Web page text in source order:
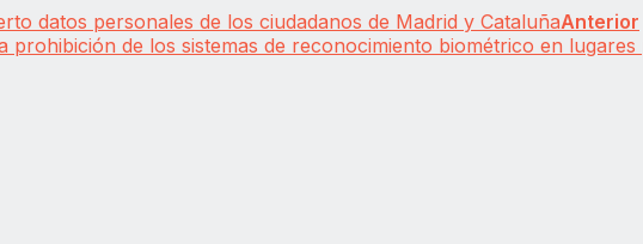
datos personales de los ciudadanos de Madrid y CataluñaAnterior
prohibición de los sistemas de reconocimiento biométrico en lugares